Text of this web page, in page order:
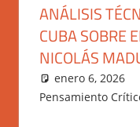
ANÁLISIS
CUBA SOBRE
NICOLÁS
enero 6, 2026
Pensamiento